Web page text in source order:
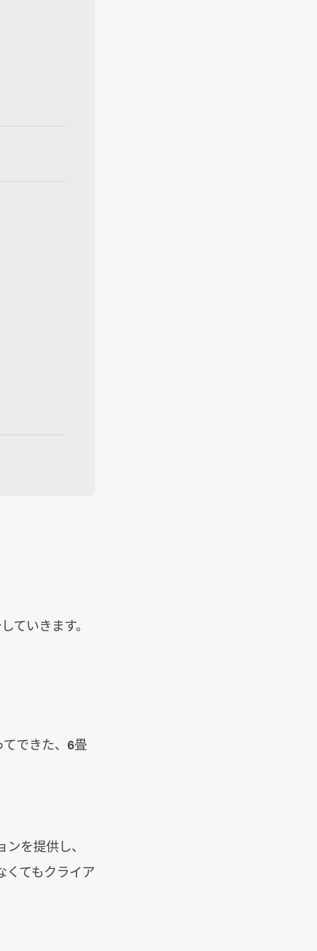
ていきます。
できた、6畳
を提供し、
くてもクライア